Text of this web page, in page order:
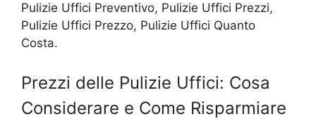
Pulizie Uffici Preventivo, Pulizie Uffici Prezzi,
Pulizie Uffici Prezzo, Pulizie Uffici Quanto
Costa.
Prezzi delle Pulizie Uffici: Cosa
Considerare e Come Risparmiare